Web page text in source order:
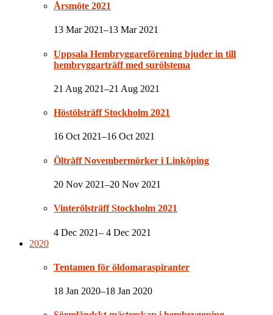
Årsmöte 2021
13 Mar 2021–13 Mar 2021
Uppsala Hembryggareförening bjuder in till
hembryggarträff med surölstema
21 Aug 2021–21 Aug 2021
Höstölsträff Stockholm 2021
16 Oct 2021–16 Oct 2021
Ölträff Novembermörker i Linköping
20 Nov 2021–20 Nov 2021
Vinterölsträff Stockholm 2021
4 Dec 2021– 4 Dec 2021
2020
Tentamen för öldomaraspiranter
18 Jan 2020–18 Jan 2020